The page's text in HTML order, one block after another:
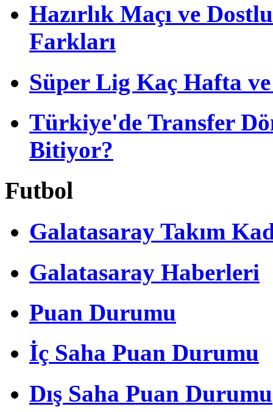
Hazırlık Maçı ve
Farkları
Süper Lig Kaç Hafta
Türkiye'de Transfer
Bitiyor?
Futbol
Galatasaray Takım
Galatasaray Haberleri
Puan Durumu
İç Saha Puan Durumu
Dış Saha Puan Durumu